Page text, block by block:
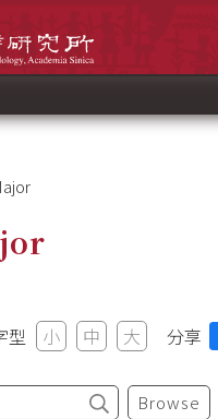
型 小 中 大 分享
Browse